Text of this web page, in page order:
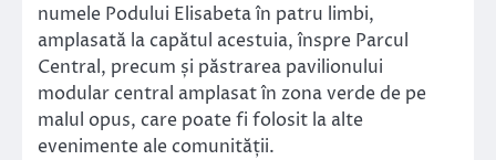
numele Podului Elisabeta în patru limbi,
amplasată la capătul acestuia, înspre Parcul
Central, precum și păstrarea pavilionului
modular central amplasat în zona verde de pe
malul opus, care poate fi folosit la alte
evenimente ale comunității.